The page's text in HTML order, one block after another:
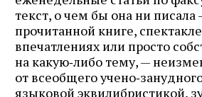
текст, о чем бы она ни писала
прочитанной книге,
впечатлениях или просто
на какую‑либо тему, —
от всеобщего
языковой эквилибристикой,